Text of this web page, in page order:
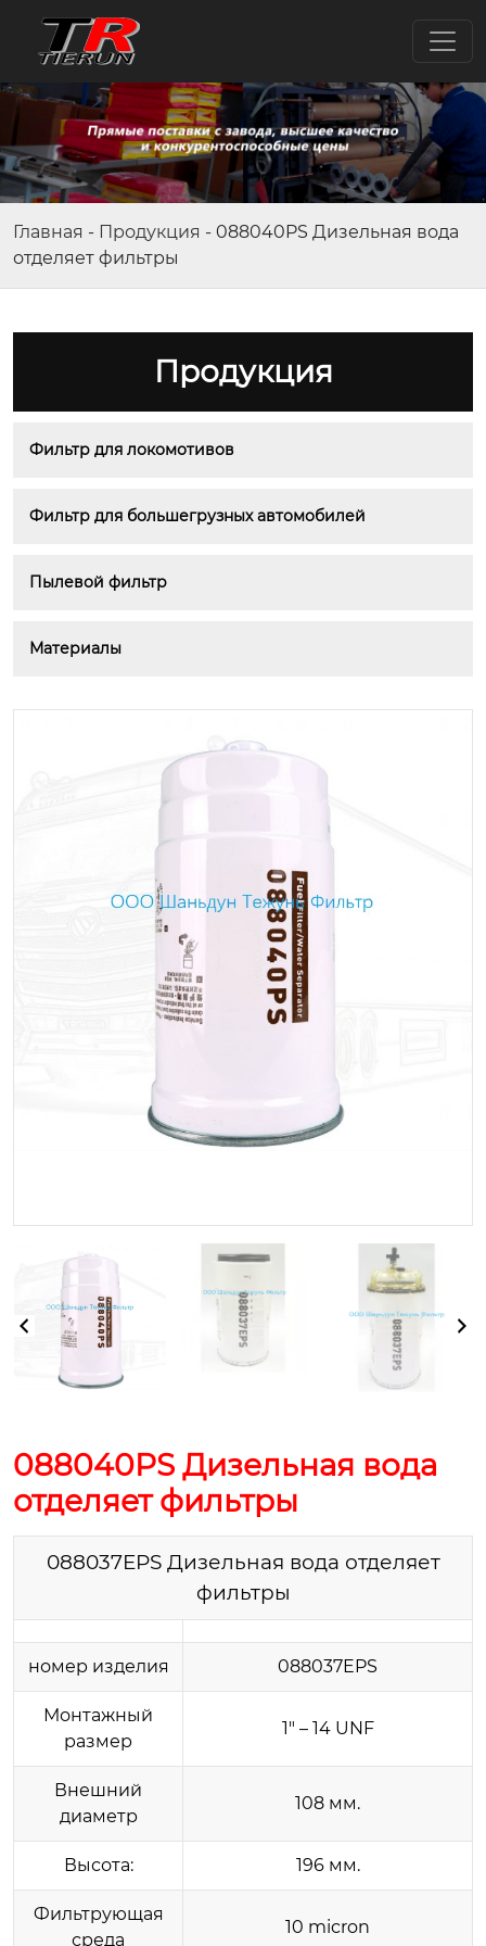
Главная - Продукция - 088040PS Дизельная вода
отделяет фильтры
Продукция
Фильтр для локомотивов
Фильтр для большегрузных автомобилей
Пылевой фильтр
Материалы
088040PS Дизельная вода
отделяет фильтры
088037EPS Дизельная вода отделяет
фильтры
номер изделия 088037EPS
Монтажный
размер
1″ – 14 UNF
Внешний
диаметр
108 мм.
Высота: 196 мм.
Фильтрующая
среда
10 micron